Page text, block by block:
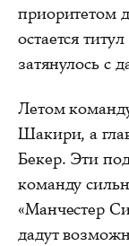
приоритетом
остается
затянулось с
Летом
Шакири, а
Бекер. Эти
команду
«Манчестер
дадут